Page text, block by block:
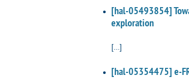
[hal-05493854]
exploration
[...]
[hal-05354475] e-